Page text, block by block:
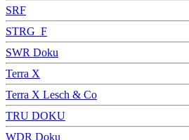
SRF
STRG_F
SWR Doku
Terra X
Terra X Lesch & Co
TRU DOKU
WDR Doku